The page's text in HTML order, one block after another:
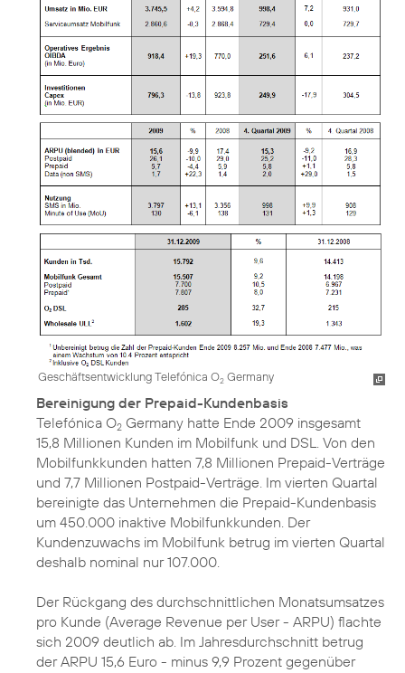
Geschäftsentwicklung Telefónica O2 Germany
Bereinigung der Prepaid-Kundenbasis
Telefónica O2 Germany hatte Ende 2009 insgesamt
15,8 Millionen Kunden im Mobilfunk und DSL. Von den
Mobilfunkkunden hatten 7,8 Millionen Prepaid-Verträge
und 7,7 Millionen Postpaid-Verträge. Im vierten Quartal
bereinigte das Unternehmen die Prepaid-Kundenbasis
um 450.000 inaktive Mobilfunkkunden. Der
Kundenzuwachs im Mobilfunk betrug im vierten Quartal
deshalb nominal nur 107.000.
Der Rückgang des durchschnittlichen Monatsumsatzes
pro Kunde (Average Revenue per User - ARPU) flachte
sich 2009 deutlich ab. Im Jahresdurchschnitt betrug
der ARPU 15,6 Euro - minus 9,9 Prozent gegenüber